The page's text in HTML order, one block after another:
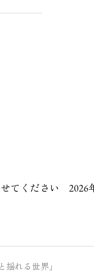
てください 2026
る世界」